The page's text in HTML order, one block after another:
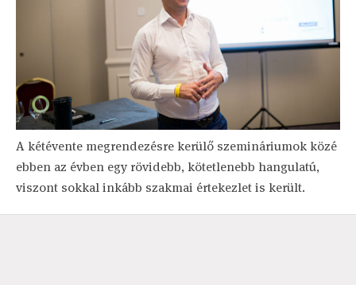
A kétévente megrendezésre kerülő szemináriumok közé
ebben az évben egy rövidebb, kötetlenebb hangulatú,
viszont sokkal inkább szakmai értekezlet is került.